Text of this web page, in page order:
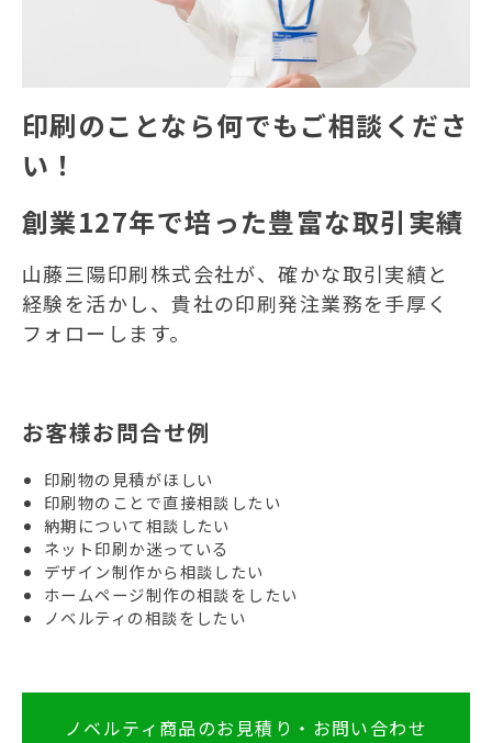
印刷のことなら何でもご相談くださ
い！
創業127年で培った豊富な取引実績
山藤三陽印刷株式会社が、確かな取引実績と
経験を活かし、貴社の印刷発注業務を手厚く
フォローします。
お客様お問合せ例
印刷物の見積がほしい
印刷物のことで直接相談したい
納期について相談したい
ネット印刷か迷っている
デザイン制作から相談したい
ホームページ制作の相談をしたい
ノベルティの相談をしたい
ノベルティ商品のお見積り・お問い合わせ